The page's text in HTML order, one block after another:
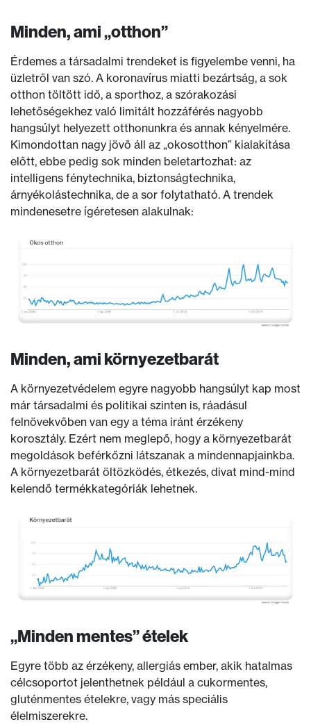
Minden, ami „otthon”
Érdemes a társadalmi trendeket is figyelembe venni, ha
üzletről van szó. A koronavírus miatti bezártság, a sok
otthon töltött idő, a sporthoz, a szórakozási
lehetőségekhez való limitált hozzáférés nagyobb
hangsúlyt helyezett otthonunkra és annak kényelmére.
Kimondottan nagy jövő áll az „okosotthon” kialakítása
előtt, ebbe pedig sok minden beletartozhat: az
intelligens fénytechnika, biztonságtechnika,
árnyékolástechnika, de a sor folytatható. A trendek
mindenesetre ígéretesen alakulnak:
Minden, ami környezetbarát
A környezetvédelem egyre nagyobb hangsúlyt kap most
már társadalmi és politikai szinten is, ráadásul
felnövekvőben van egy a téma iránt érzékeny
korosztály. Ezért nem meglepő, hogy a környezetbarát
megoldások beférkőzni látszanak a mindennapjainkba.
A környezetbarát öltözködés, étkezés, divat mind-mind
kelendő termékkategóriák lehetnek.
„Minden mentes” ételek
Egyre több az érzékeny, allergiás ember, akik hatalmas
célcsoportot jelenthetnek például a cukormentes,
gluténmentes ételekre, vagy más speciális
élelmiszerekre.